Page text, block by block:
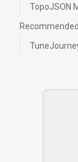
TopoJSON